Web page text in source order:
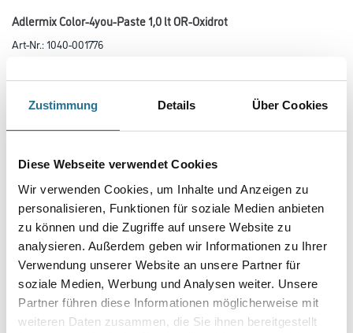
Zustimmung Details Über Cookies
Diese Webseite verwendet Cookies
Wir verwenden Cookies, um Inhalte und Anzeigen zu
personalisieren, Funktionen für soziale Medien anbieten
zu können und die Zugriffe auf unsere Website zu
analysieren. Außerdem geben wir Informationen zu Ihrer
Verwendung unserer Website an unsere Partner für
soziale Medien, Werbung und Analysen weiter. Unsere
Partner führen diese Informationen möglicherweise mit
weiteren Daten zusammen, die Sie ihnen bereitgestellt
Adlermix Color-4you-Paste 1,0 lt OR-Oxidrot
Art-Nr.:1040-001776
Farbtonbezeichnung
Gebinde
Umrechnungsfaktoren